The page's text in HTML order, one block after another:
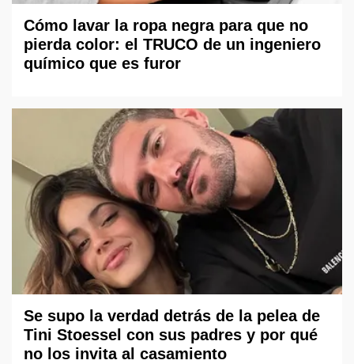
Cómo lavar la ropa negra para que no
pierda color: el TRUCO de un ingeniero
químico que es furor
Se supo la verdad detrás de la pelea de
Tini Stoessel con sus padres y por qué
no los invita al casamiento